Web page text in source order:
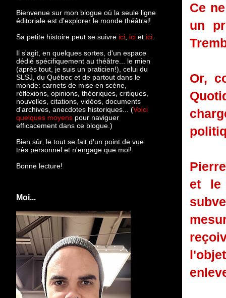
Ce
un
Or,
et le
Bienvenue sur mon blogue où la seule ligne
éditoriale est d'explorer le monde théâtral!
Sa petite histoire peut se suivre ici ici et ici
Il s'agit, en quelques sortes, d'un espace
dédié spécifiquement au théâtre... le mien
(après tout, je suis un praticien!), celui du
SLSJ, du Québec et de partout dans le
monde: carnets de mise en scène,
réflexions, opinions, théoriques, critiques,
nouvelles, citations, vidéos, documents
d'archives, anecdotes historiques... (Voici
quelques moyens pour naviguer
efficacement dans ce blogue.)
Bien sûr, le tout se fait d'un point de vue
très personnel et n'engage que moi!
Bonne lecture!
Moi...